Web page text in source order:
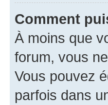
Comment
À moins que
forum, vous
Vous pouvez
parfois dans